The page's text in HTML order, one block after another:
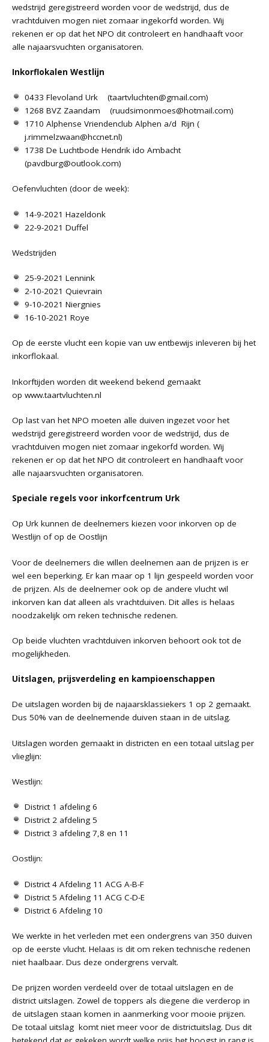
wedstrijd geregistreerd worden voor de wedstrijd, dus de
vrachtduiven mogen niet zomaar ingekorfd worden. Wij
rekenen er op dat het NPO dit controleert en handhaaft voor
alle najaarsvuchten organisatoren.
Inkorflokalen Westlijn
0433 Flevoland Urk (taartvluchten@gmail.com)
1268 BVZ Zaandam (ruudsimonmoes@hotmail.com)
1710 Alphense Vriendenclub Alphen a/d Rijn (
j.rimmelzwaan@hccnet.nl)
1738 De Luchtbode Hendrik ido Ambacht
(pavdburg@outlook.com)
Oefenvluchten (door de week):
14-9-2021 Hazeldonk
22-9-2021 Duffel
Wedstrijden
25-9-2021 Lennink
2-10-2021 Quievrain
9-10-2021 Niergnies
16-10-2021 Roye
Op de eerste vlucht een kopie van uw entbewijs inleveren bij het
inkorflokaal.
Inkorftijden worden dit weekend bekend gemaakt
opwww.taartvluchten.nl
Op last van het NPO moeten alle duiven ingezet voor het
wedstrijd geregistreerd worden voor de wedstrijd, dus de
vrachtduiven mogen niet zomaar ingekorfd worden. Wij
rekenen er op dat het NPO dit controleert en handhaaft voor
alle najaarsvuchten organisatoren.
Speciale regels voor inkorfcentrum Urk
Op Urk kunnen de deelnemers kiezen voor inkorven op de
Westlijn of op de Oostlijn
Voor de deelnemers die willen deelnemen aan de prijzen is er
wel een beperking. Er kan maar op 1 lijn gespeeld worden voor
de prijzen. Als de deelnemer ook op de andere vlucht wil
inkorven kan dat alleen als vrachtduiven. Dit alles is helaas
noodzakelijk om reken technische redenen.
Op beide vluchten vrachtduiven inkorven behoort ook tot de
mogelijkheden.
Uitslagen, prijsverdeling en kampioenschappen
De uitslagen worden bij de najaarsklassiekers 1 op 2 gemaakt.
Dus 50% van de deelnemende duiven staan in de uitslag.
Uitslagen worden gemaakt in districten en een totaal uitslag per
vlieglijn:
Westlijn:
District 1 afdeling 6
District 2 afdeling 5
District 3 afdeling 7,8 en 11
Oostlijn:
District 4 Afdeling 11 ACG A-B-F
District 5 Afdeling 11 ACG C-D-E
District 6 Afdeling 10
We werkte in het verleden met een ondergrens van 350 duiven
op de eerste vlucht. Helaas is dit om reken technische redenen
niet haalbaar. Dus deze ondergrens vervalt.
De prijzen worden verdeeld over de totaal uitslagen en de
district uitslagen. Zowel de toppers als diegene die verderop in
de uitslagen staan komen in aanmerking voor mooie prijzen.
De totaal uitslag komt niet meer voor de districtuitslag. Dus dit